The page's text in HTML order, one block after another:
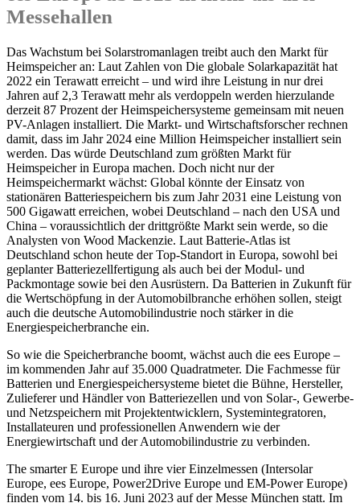
Messehallen
Das Wachstum bei Solarstromanlagen treibt auch den Markt für
Heimspeicher an: Laut Zahlen von Die globale Solarkapazität hat
2022 ein Terawatt erreicht – und wird ihre Leistung in nur drei
Jahren auf 2,3 Terawatt mehr als verdoppeln werden hierzulande
derzeit 87 Prozent der Heimspeichersysteme gemeinsam mit neuen
PV-Anlagen installiert. Die Markt- und Wirtschaftsforscher rechnen
damit, dass im Jahr 2024 eine Million Heimspeicher installiert sein
werden. Das würde Deutschland zum größten Markt für
Heimspeicher in Europa machen. Doch nicht nur der
Heimspeichermarkt wächst: Global könnte der Einsatz von
stationären Batteriespeichern bis zum Jahr 2031 eine Leistung von
500 Gigawatt erreichen, wobei Deutschland – nach den USA und
China – voraussichtlich der drittgrößte Markt sein werde, so die
Analysten von Wood Mackenzie. Laut Batterie-Atlas ist
Deutschland schon heute der Top-Standort in Europa, sowohl bei
geplanter Batteriezellfertigung als auch bei der Modul- und
Packmontage sowie bei den Ausrüstern. Da Batterien in Zukunft für
die Wertschöpfung in der Automobilbranche erhöhen sollen, steigt
auch die deutsche Automobilindustrie noch stärker in die
Energiespeicherbranche ein.
So wie die Speicherbranche boomt, wächst auch die ees Europe –
im kommenden Jahr auf 35.000 Quadratmeter. Die Fachmesse für
Batterien und Energiespeichersysteme bietet die Bühne, Hersteller,
Zulieferer und Händler von Batteriezellen und von Solar-, Gewerbe-
und Netzspeichern mit Projektentwicklern, Systemintegratoren,
Installateuren und professionellen Anwendern wie der
Energiewirtschaft und der Automobilindustrie zu verbinden.
The smarter E Europe und ihre vier Einzelmessen (Intersolar
Europe, ees Europe, Power2Drive Europe und EM-Power Europe)
finden vom 14. bis 16. Juni 2023 auf der Messe München statt. Im